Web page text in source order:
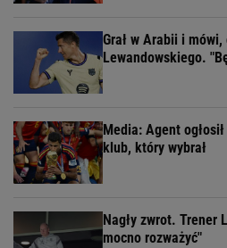
Grał w Arabii i
Lewandowskiego.
Media: Agent
klub, który wybrał
Nagły zwrot. Trener
mocno rozważyć"